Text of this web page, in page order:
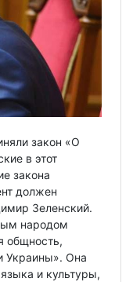
закон «О
в этот
закона
должен
Зеленский.
народом
общность,
Украины». Она
и культуры,